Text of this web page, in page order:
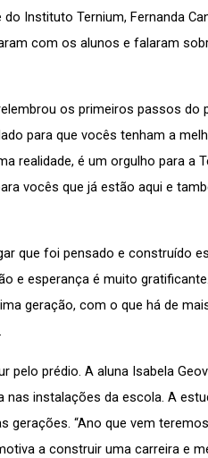
Instituto Ternium, Fernanda
com os alunos e falaram
os primeiros passos do
para que vocês tenham a
realidade, é um orgulho para a
vocês que já estão aqui e
que foi pensado e construído
e esperança é muito
geração, com o que há de
prédio. A aluna Isabela
instalações da escola. A
“Ano que vem
a construir uma carreira e